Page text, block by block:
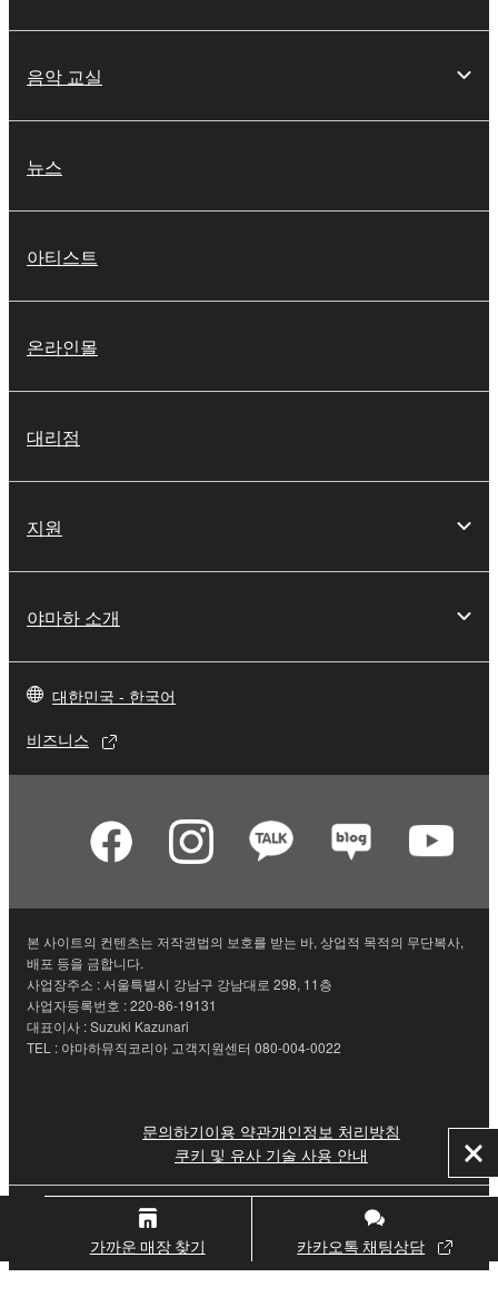
가까운 매장 찾기 카카오톡 채팅상담
닫
기
음악 교실
뉴스
아티스트
온라인몰
대리점
지원
야마하 소개
대한민국 - 한국어
비즈니스
본 사이트의 컨텐츠는 저작권법의 보호를 받는 바, 상업적 목적의 무단복사,
배포 등을 금합니다.
사업장주소 : 서울특별시 강남구 강남대로 298, 11층
사업자등록번호 : 220-86-19131
대표이사 : Suzuki Kazunari
TEL : 야마하뮤직코리아 고객지원센터 080-004-0022
문의하기이용 약관개인정보 처리방침
쿠키 및 유사 기술 사용 안내